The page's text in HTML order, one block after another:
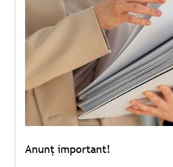
Anunț important!